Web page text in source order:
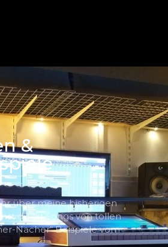
&
über meine bisherigen
du dir Songs von tollen
Nacher“ Beispiele vom